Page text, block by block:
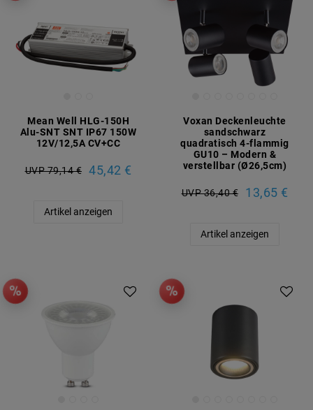
Mean Well HLG-150H
Alu-SNT SNT IP67 150W
12V/12,5A CV+CC
UVP 79,14 € 45,42 €
Artikel anzeigen
Voxan Deckenleuchte
sandschwarz
quadratisch 4-flammig
GU10 – Modern &
verstellbar (Ø26,5cm)
UVP 36,40 € 13,65 €
Artikel anzeigen